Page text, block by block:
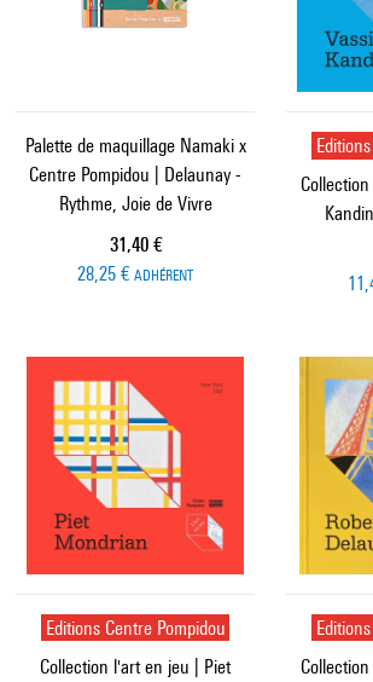
Palette de maquillage Namaki x
Centre Pompidou | Delaunay -
Rythme, Joie de Vivre
Prix ​​actuel
31,40 €
28,25 € ADHÉRENT
Editions Centre Pompidou
Collection l'art en jeu | Piet